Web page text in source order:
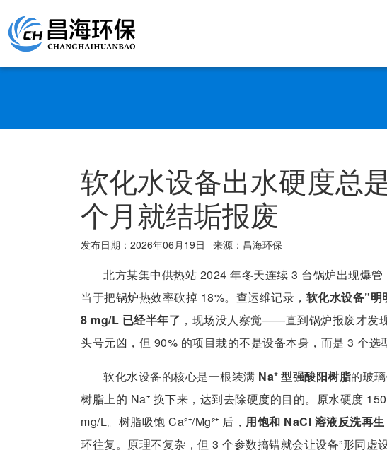
软化水设备出水硬度总
个月就结垢报废
发布日期： 2026年06月19日 来源：昌海环保
北方某集中供热站 2024 年冬天连续 3 台锅炉出现爆
当于把锅炉热效率砍掉 18%。查运维记录， 软化水设备”
8 mg/L 已经半年了 ，现场没人察觉——直到锅炉报废才发
头号元凶，但 90% 的项目栽的不是设备本身，而是 3 个选
软化水设备的核心是一根装满 Na⁺ 型强酸阳树脂的玻
树脂上的 Na⁺ 换下来，达到去除硬度的目的。原水硬度
mg/L。树脂吸饱 Ca²⁺/Mg²⁺ 后， 用饱和 NaCl 溶液反洗再生
环往复。原理不复杂，但 3 个参数搞错就会让设备”形同虚设